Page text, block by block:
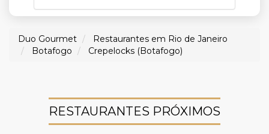
Duo Gourmet
Restaurantes em Rio de Janeiro
Botafogo
Crepelocks (Botafogo)
RESTAURANTES PRÓXIMOS